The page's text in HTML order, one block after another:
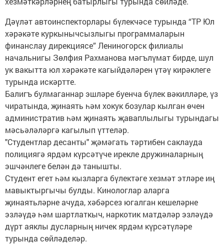
Дәүләт автоинспекторлары бүлекчәсе турында “ТР Юл
хәрәкәте куркынычсызлыгы программаларын
финанслау дирекциясе” Лениногорск филиалы
начальнигы Зөлфия Рахманова мәгълүмат бирде, шул
ук вакытта юл хәрәкәте кагыйдәләрен үтәү кирәклеге
турында искәртте.
Балигъ булмаганнар эшләре буенча бүлек вәкилләре, үз
чиратында, җинаять һәм хокук бозулар кылган өчен
административ һәм җинаять җаваплылыгы турындагы
мәсьәләләргә кагылып үттеләр.
"Студентлар десанты" җәмәгать тәртибен саклауда
полициягә ярдәм күрсәтүче ирекле дружиналарның
эшчәнлеге белән дә танышты.
Студент егет һәм кызларга бүлектәге хезмәт этләре иң
мавыктыргычы булды. Кинологлар аларга
җинаятьләрне ачуда, хәбәрсез югалган кешеләрне
эзләүдә һәм шартлаткыч, наркотик матдәләр эзләүдә
дүрт аяклы дусларның ничек ярдәм күрсәтүләре
турында сөйләделәр.